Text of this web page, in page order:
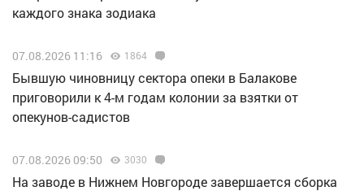
каждого знака зодиака
07.08.2026 11:16 1864
Бывшую чиновницу сектора опеки в Балакове
приговорили к 4-м годам колонии за взятки от
опекунов-садистов
07.08.2026 09:50 3030
Н️а заводе в Нижнем Новгороде завершается сборка